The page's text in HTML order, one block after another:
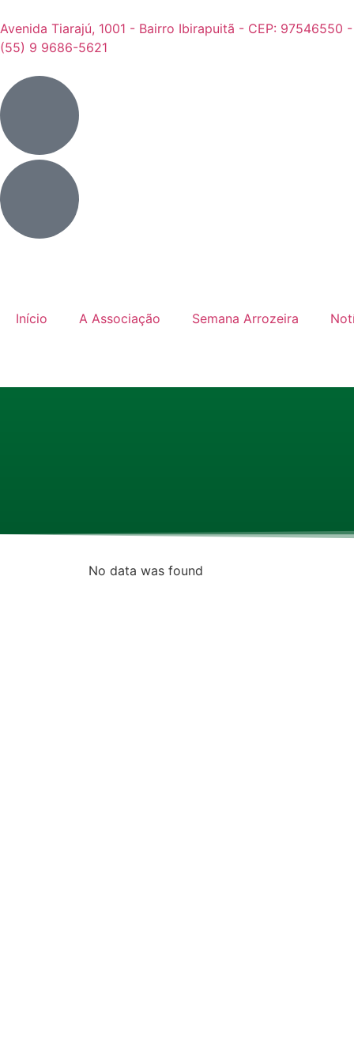
Avenida Tiarajú, 1001 - Bairro Ibirapuitã - CEP: 97546550
(55) 9 9686-5621
Início A Associação Semana Arrozeira
No data was found